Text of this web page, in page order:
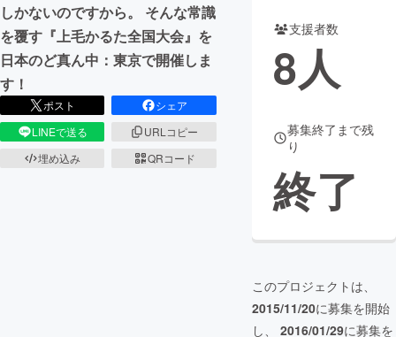
CAMPFIRE for Social Good
CAMPFIRE Creation
CAMPFIREふるさと納税machi-ya コミュニティ
しかないのですから。 そんな常識
を覆す『上毛かるた全国大会』を
日本のど真ん中：東京で開催しま
す！
ポスト
シェア
LINEで送る
URLコピー
埋め込み
QRコード
支援者数
8人
募集終了まで残
り
終了
このプロジェクトは、
2015/11/20に募集を開始
し、 2016/01/29に募集を